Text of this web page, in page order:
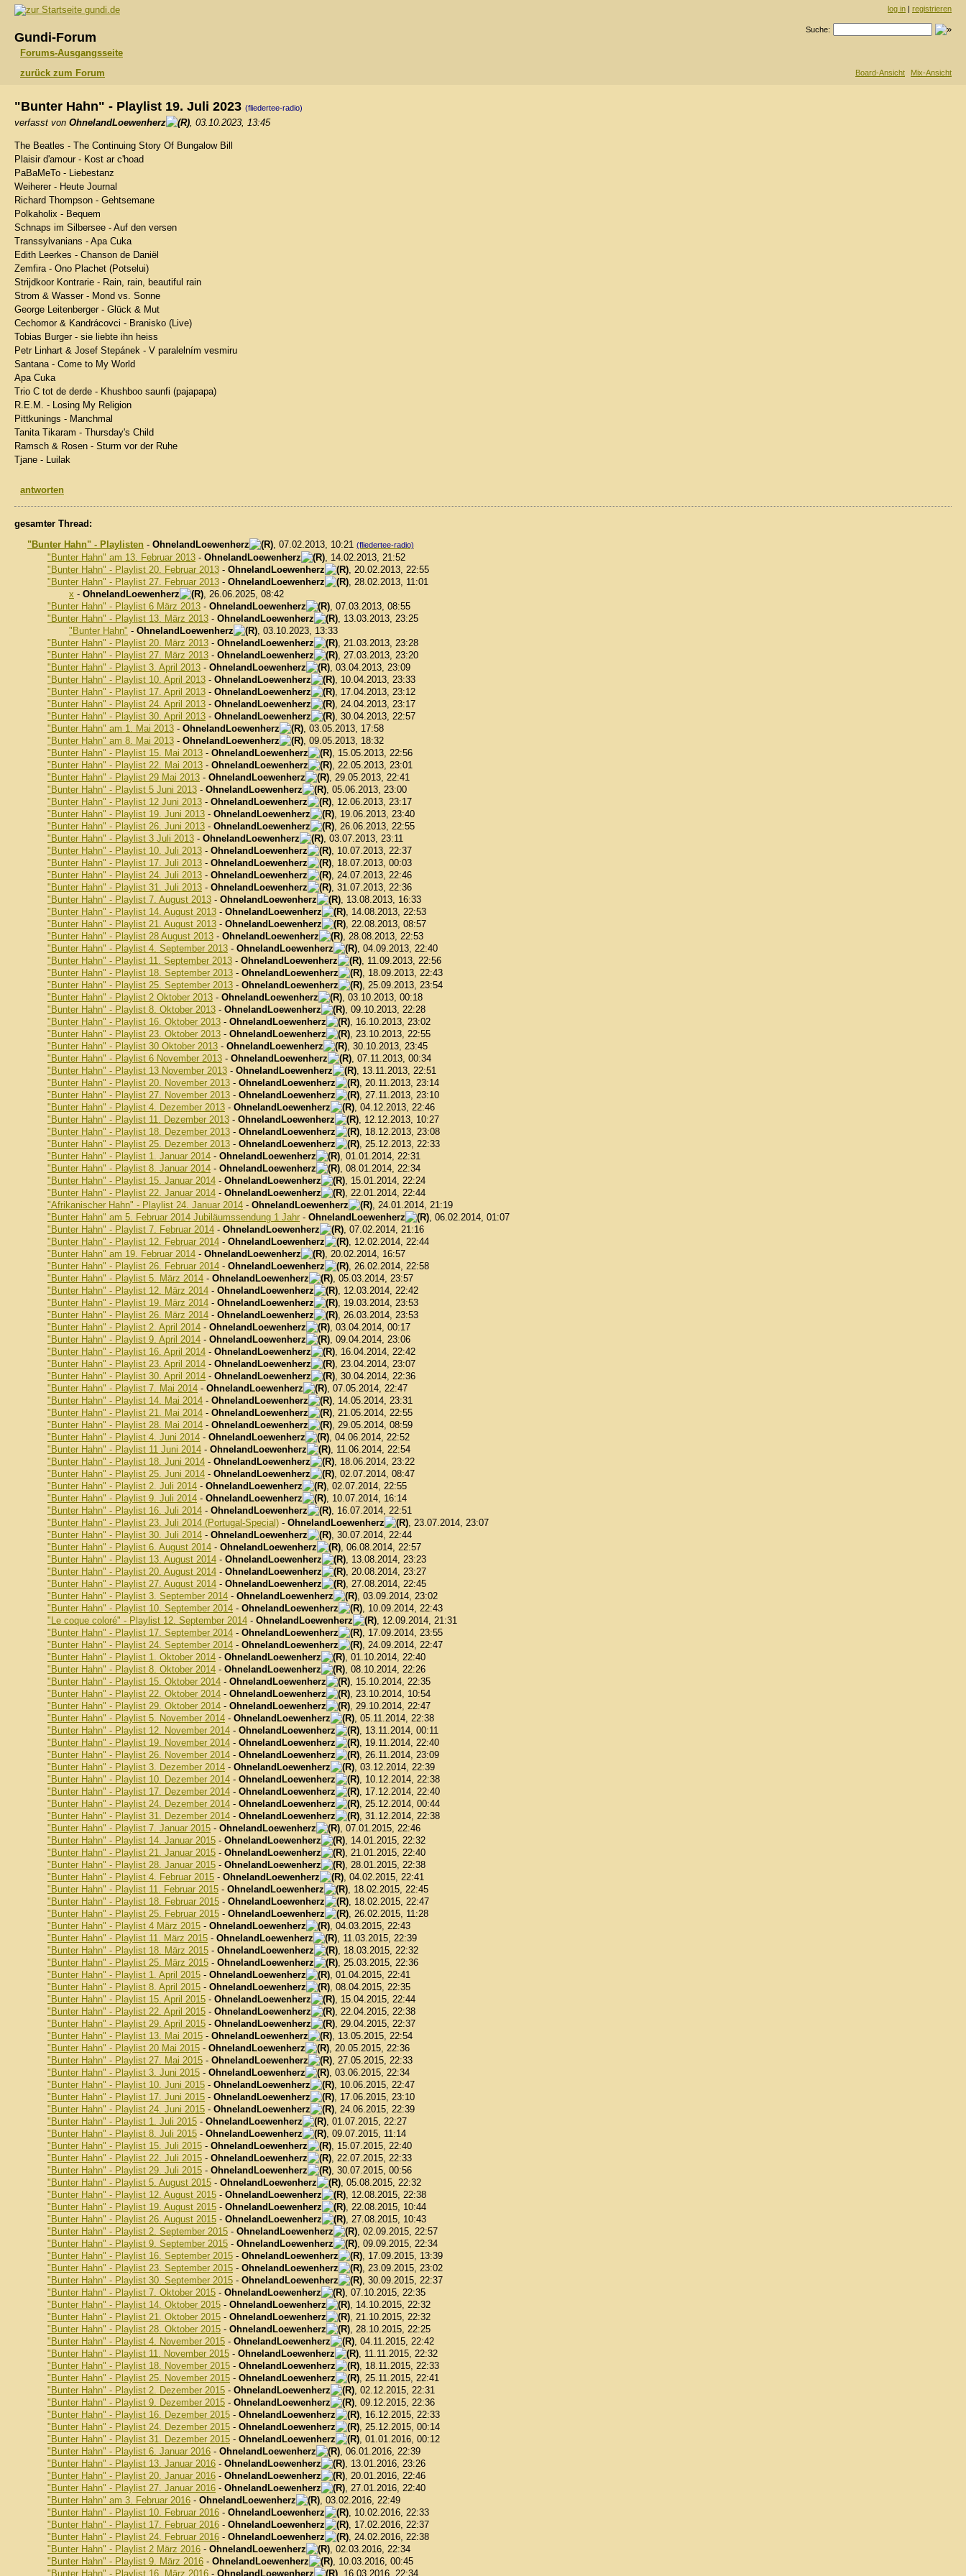
gundi.de
Gundi-Forum
Forums-Ausgangsseite
log in | registrieren
Suche:
zurück zum Forum Board-Ansicht Mix-Ansicht
"Bunter Hahn" - Playlist 19. Juli 2023 (fliedertee-radio)
verfasst von OhnelandLoewenherz , 03.10.2023, 13:45
The Beatles - The Continuing Story Of Bungalow Bill
Plaisir d'amour - Kost ar c'hoad
PaBaMeTo - Liebestanz
Weiherer - Heute Journal
Richard Thompson - Gehtsemane
Polkaholix - Bequem
Schnaps im Silbersee - Auf den versen
Transsylvanians - Apa Cuka
Edith Leerkes - Chanson de Daniël
Zemfira - Ono Plachet (Potselui)
Strijdkoor Kontrarie - Rain, rain, beautiful rain
Strom & Wasser - Mond vs. Sonne
George Leitenberger - Glück & Mut
Cechomor & Kandrácovci - Branisko (Live)
Tobias Burger - sie liebte ihn heiss
Petr Linhart & Josef Stepánek - V paralelním vesmiru
Santana - Come to My World
Apa Cuka
Trio C tot de derde - Khushboo saunfi (pajapapa)
R.E.M. - Losing My Religion
Pittkunings - Manchmal
Tanita Tikaram - Thursday's Child
Ramsch & Rosen - Sturm vor der Ruhe
Tjane - Luilak
antworten
gesamter Thread:
"Bunter Hahn" - Playlisten - OhnelandLoewenherz , 07.02.2013, 10:21 (fliedertee-radio)
"Bunter Hahn" am 13. Februar 2013 - OhnelandLoewenherz
, 14.02.2013, 21:52
"Bunter Hahn" - Playlist 20. Februar 2013 - OhnelandLoewenherz
, 20.02.2013, 22:55
"Bunter Hahn" - Playlist 27. Februar 2013 - OhnelandLoewenherz
, 28.02.2013, 11:01
x - OhnelandLoewenherz
, 26.06.2025, 08:42
"Bunter Hahn" - Playlist 6 März 2013 - OhnelandLoewenherz
, 07.03.2013, 08:55
"Bunter Hahn" - Playlist 13. März 2013 - OhnelandLoewenherz
, 13.03.2013, 23:25
"Bunter Hahn" - OhnelandLoewenherz
, 03.10.2023, 13:33
"Bunter Hahn" - Playlist 20. März 2013 - OhnelandLoewenherz
, 21.03.2013, 23:28
"Bunter Hahn" - Playlist 27. März 2013 - OhnelandLoewenherz
, 27.03.2013, 23:20
"Bunter Hahn" - Playlist 3. April 2013 - OhnelandLoewenherz
, 03.04.2013, 23:09
"Bunter Hahn" - Playlist 10. April 2013 - OhnelandLoewenherz
, 10.04.2013, 23:33
"Bunter Hahn" - Playlist 17. April 2013 - OhnelandLoewenherz
, 17.04.2013, 23:12
"Bunter Hahn" - Playlist 24. April 2013 - OhnelandLoewenherz
, 24.04.2013, 23:17
"Bunter Hahn" - Playlist 30. April 2013 - OhnelandLoewenherz
, 30.04.2013, 22:57
"Bunter Hahn" am 1. Mai 2013 - OhnelandLoewenherz
, 03.05.2013, 17:58
"Bunter Hahn" am 8. Mai 2013 - OhnelandLoewenherz
, 09.05.2013, 18:32
"Bunter Hahn" - Playlist 15. Mai 2013 - OhnelandLoewenherz
, 15.05.2013, 22:56
"Bunter Hahn" - Playlist 22. Mai 2013 - OhnelandLoewenherz
, 22.05.2013, 23:01
"Bunter Hahn" - Playlist 29 Mai 2013 - OhnelandLoewenherz
, 29.05.2013, 22:41
"Bunter Hahn" - Playlist 5 Juni 2013 - OhnelandLoewenherz
, 05.06.2013, 23:00
"Bunter Hahn" - Playlist 12 Juni 2013 - OhnelandLoewenherz
, 12.06.2013, 23:17
"Bunter Hahn" - Playlist 19. Juni 2013 - OhnelandLoewenherz
, 19.06.2013, 23:40
"Bunter Hahn" - Playlist 26. Juni 2013 - OhnelandLoewenherz
, 26.06.2013, 22:55
"Bunter Hahn" - Playlist 3 Juli 2013 - OhnelandLoewenherz
, 03.07.2013, 23:11
"Bunter Hahn" - Playlist 10. Juli 2013 - OhnelandLoewenherz
, 10.07.2013, 22:37
"Bunter Hahn" - Playlist 17. Juli 2013 - OhnelandLoewenherz
, 18.07.2013, 00:03
"Bunter Hahn" - Playlist 24. Juli 2013 - OhnelandLoewenherz
, 24.07.2013, 22:46
"Bunter Hahn" - Playlist 31. Juli 2013 - OhnelandLoewenherz
, 31.07.2013, 22:36
"Bunter Hahn" - Playlist 7. August 2013 - OhnelandLoewenherz
, 13.08.2013, 16:33
"Bunter Hahn" - Playlist 14. August 2013 - OhnelandLoewenherz
, 14.08.2013, 22:53
"Bunter Hahn" - Playlist 21. August 2013 - OhnelandLoewenherz
, 22.08.2013, 08:57
"Bunter Hahn" - Playlist 28 August 2013 - OhnelandLoewenherz
, 28.08.2013, 22:53
"Bunter Hahn" - Playlist 4. September 2013 - OhnelandLoewenherz
, 04.09.2013, 22:40
"Bunter Hahn" - Playlist 11. September 2013 - OhnelandLoewenherz
, 11.09.2013, 22:56
"Bunter Hahn" - Playlist 18. September 2013 - OhnelandLoewenherz
, 18.09.2013, 22:43
"Bunter Hahn" - Playlist 25. September 2013 - OhnelandLoewenherz
, 25.09.2013, 23:54
"Bunter Hahn" - Playlist 2 Oktober 2013 - OhnelandLoewenherz
, 03.10.2013, 00:18
"Bunter Hahn" - Playlist 8. Oktober 2013 - OhnelandLoewenherz
, 09.10.2013, 22:28
"Bunter Hahn" - Playlist 16. Oktober 2013 - OhnelandLoewenherz
, 16.10.2013, 23:02
"Bunter Hahn" - Playlist 23. Oktober 2013 - OhnelandLoewenherz
, 23.10.2013, 22:55
"Bunter Hahn" - Playlist 30 Oktober 2013 - OhnelandLoewenherz
, 30.10.2013, 23:45
"Bunter Hahn" - Playlist 6 November 2013 - OhnelandLoewenherz
, 07.11.2013, 00:34
"Bunter Hahn" - Playlist 13 November 2013 - OhnelandLoewenherz
, 13.11.2013, 22:51
"Bunter Hahn" - Playlist 20. November 2013 - OhnelandLoewenherz
, 20.11.2013, 23:14
"Bunter Hahn" - Playlist 27. November 2013 - OhnelandLoewenherz
, 27.11.2013, 23:10
"Bunter Hahn" - Playlist 4. Dezember 2013 - OhnelandLoewenherz
, 04.12.2013, 22:46
"Bunter Hahn" - Playlist 11. Dezember 2013 - OhnelandLoewenherz
, 12.12.2013, 10:27
"Bunter Hahn" - Playlist 18. Dezember 2013 - OhnelandLoewenherz
, 18.12.2013, 23:08
"Bunter Hahn" - Playlist 25. Dezember 2013 - OhnelandLoewenherz
, 25.12.2013, 22:33
"Bunter Hahn" - Playlist 1. Januar 2014 - OhnelandLoewenherz
, 01.01.2014, 22:31
"Bunter Hahn" - Playlist 8. Januar 2014 - OhnelandLoewenherz
, 08.01.2014, 22:34
"Bunter Hahn" - Playlist 15. Januar 2014 - OhnelandLoewenherz
, 15.01.2014, 22:24
"Bunter Hahn" - Playlist 22. Januar 2014 - OhnelandLoewenherz
, 22.01.2014, 22:44
"Afrikanischer Hahn" - Playlist 24. Januar 2014 - OhnelandLoewenherz
, 24.01.2014, 21:19
"Bunter Hahn" am 5. Februar 2014 Jubiläumssendung 1 Jahr - OhnelandLoewenherz
, 06.02.2014, 01:07
"Bunter Hahn" - Playlist 7. Februar 2014 - OhnelandLoewenherz
, 07.02.2014, 21:16
"Bunter Hahn" - Playlist 12. Februar 2014 - OhnelandLoewenherz
, 12.02.2014, 22:44
"Bunter Hahn" am 19. Februar 2014 - OhnelandLoewenherz
, 20.02.2014, 16:57
"Bunter Hahn" - Playlist 26. Februar 2014 - OhnelandLoewenherz
, 26.02.2014, 22:58
"Bunter Hahn" - Playlist 5. März 2014 - OhnelandLoewenherz
, 05.03.2014, 23:57
"Bunter Hahn" - Playlist 12. März 2014 - OhnelandLoewenherz
, 12.03.2014, 22:42
"Bunter Hahn" - Playlist 19. März 2014 - OhnelandLoewenherz
, 19.03.2014, 23:53
"Bunter Hahn" - Playlist 26. März 2014 - OhnelandLoewenherz
, 26.03.2014, 23:53
"Bunter Hahn" - Playlist 2. April 2014 - OhnelandLoewenherz
, 03.04.2014, 00:17
"Bunter Hahn" - Playlist 9. April 2014 - OhnelandLoewenherz
, 09.04.2014, 23:06
"Bunter Hahn" - Playlist 16. April 2014 - OhnelandLoewenherz
, 16.04.2014, 22:42
"Bunter Hahn" - Playlist 23. April 2014 - OhnelandLoewenherz
, 23.04.2014, 23:07
"Bunter Hahn" - Playlist 30. April 2014 - OhnelandLoewenherz
, 30.04.2014, 22:36
"Bunter Hahn" - Playlist 7. Mai 2014 - OhnelandLoewenherz
, 07.05.2014, 22:47
"Bunter Hahn" - Playlist 14. Mai 2014 - OhnelandLoewenherz
, 14.05.2014, 23:31
"Bunter Hahn" - Playlist 21. Mai 2014 - OhnelandLoewenherz
, 21.05.2014, 22:55
"Bunter Hahn" - Playlist 28. Mai 2014 - OhnelandLoewenherz
, 29.05.2014, 08:59
"Bunter Hahn" - Playlist 4. Juni 2014 - OhnelandLoewenherz
, 04.06.2014, 22:52
"Bunter Hahn" - Playlist 11 Juni 2014 - OhnelandLoewenherz
, 11.06.2014, 22:54
"Bunter Hahn" - Playlist 18. Juni 2014 - OhnelandLoewenherz
, 18.06.2014, 23:22
"Bunter Hahn" - Playlist 25. Juni 2014 - OhnelandLoewenherz
, 02.07.2014, 08:47
"Bunter Hahn" - Playlist 2. Juli 2014 - OhnelandLoewenherz
, 02.07.2014, 22:55
"Bunter Hahn" - Playlist 9. Juli 2014 - OhnelandLoewenherz
, 10.07.2014, 16:14
"Bunter Hahn" - Playlist 16. Juli 2014 - OhnelandLoewenherz
, 16.07.2014, 22:51
"Bunter Hahn" - Playlist 23. Juli 2014 (Portugal-Special) - OhnelandLoewenherz
, 23.07.2014, 23:07
"Bunter Hahn" - Playlist 30. Juli 2014 - OhnelandLoewenherz
, 30.07.2014, 22:44
"Bunter Hahn" - Playlist 6. August 2014 - OhnelandLoewenherz
, 06.08.2014, 22:57
"Bunter Hahn" - Playlist 13. August 2014 - OhnelandLoewenherz
, 13.08.2014, 23:23
"Bunter Hahn" - Playlist 20. August 2014 - OhnelandLoewenherz
, 20.08.2014, 23:27
"Bunter Hahn" - Playlist 27. August 2014 - OhnelandLoewenherz
, 27.08.2014, 22:45
"Bunter Hahn" - Playlist 3. September 2014 - OhnelandLoewenherz
, 03.09.2014, 23:02
"Bunter Hahn" - Playlist 10. September 2014 - OhnelandLoewenherz
, 10.09.2014, 22:43
"Le coque coloré" - Playlist 12. September 2014 - OhnelandLoewenherz
, 12.09.2014, 21:31
"Bunter Hahn" - Playlist 17. September 2014 - OhnelandLoewenherz
, 17.09.2014, 23:55
"Bunter Hahn" - Playlist 24. September 2014 - OhnelandLoewenherz
, 24.09.2014, 22:47
"Bunter Hahn" - Playlist 1. Oktober 2014 - OhnelandLoewenherz
, 01.10.2014, 22:40
"Bunter Hahn" - Playlist 8. Oktober 2014 - OhnelandLoewenherz
, 08.10.2014, 22:26
"Bunter Hahn" - Playlist 15. Oktober 2014 - OhnelandLoewenherz
, 15.10.2014, 22:35
"Bunter Hahn" - Playlist 22. Oktober 2014 - OhnelandLoewenherz
, 23.10.2014, 10:54
"Bunter Hahn" - Playlist 29. Oktober 2014 - OhnelandLoewenherz
, 29.10.2014, 22:47
"Bunter Hahn" - Playlist 5. November 2014 - OhnelandLoewenherz
, 05.11.2014, 22:38
"Bunter Hahn" - Playlist 12. November 2014 - OhnelandLoewenherz
, 13.11.2014, 00:11
"Bunter Hahn" - Playlist 19. November 2014 - OhnelandLoewenherz
, 19.11.2014, 22:40
"Bunter Hahn" - Playlist 26. November 2014 - OhnelandLoewenherz
, 26.11.2014, 23:09
"Bunter Hahn" - Playlist 3. Dezember 2014 - OhnelandLoewenherz
, 03.12.2014, 22:39
"Bunter Hahn" - Playlist 10. Dezember 2014 - OhnelandLoewenherz
, 10.12.2014, 22:38
"Bunter Hahn" - Playlist 17. Dezember 2014 - OhnelandLoewenherz
, 17.12.2014, 22:40
"Bunter Hahn" - Playlist 24. Dezember 2014 - OhnelandLoewenherz
, 25.12.2014, 00:44
"Bunter Hahn" - Playlist 31. Dezember 2014 - OhnelandLoewenherz
, 31.12.2014, 22:38
"Bunter Hahn" - Playlist 7. Januar 2015 - OhnelandLoewenherz
, 07.01.2015, 22:46
"Bunter Hahn" - Playlist 14. Januar 2015 - OhnelandLoewenherz
, 14.01.2015, 22:32
"Bunter Hahn" - Playlist 21. Januar 2015 - OhnelandLoewenherz
, 21.01.2015, 22:40
"Bunter Hahn" - Playlist 28. Januar 2015 - OhnelandLoewenherz
, 28.01.2015, 22:38
"Bunter Hahn" - Playlist 4. Februar 2015 - OhnelandLoewenherz
, 04.02.2015, 22:41
"Bunter Hahn" - Playlist 11. Februar 2015 - OhnelandLoewenherz
, 18.02.2015, 22:45
"Bunter Hahn" - Playlist 18. Februar 2015 - OhnelandLoewenherz
, 18.02.2015, 22:47
"Bunter Hahn" - Playlist 25. Februar 2015 - OhnelandLoewenherz
, 26.02.2015, 11:28
"Bunter Hahn" - Playlist 4 März 2015 - OhnelandLoewenherz
, 04.03.2015, 22:43
"Bunter Hahn" - Playlist 11. März 2015 - OhnelandLoewenherz
, 11.03.2015, 22:39
"Bunter Hahn" - Playlist 18. März 2015 - OhnelandLoewenherz
, 18.03.2015, 22:32
"Bunter Hahn" - Playlist 25. März 2015 - OhnelandLoewenherz
, 25.03.2015, 22:36
"Bunter Hahn" - Playlist 1. April 2015 - OhnelandLoewenherz
, 01.04.2015, 22:41
"Bunter Hahn" - Playlist 8. April 2015 - OhnelandLoewenherz
, 08.04.2015, 22:35
"Bunter Hahn" - Playlist 15. April 2015 - OhnelandLoewenherz
, 15.04.2015, 22:44
"Bunter Hahn" - Playlist 22. April 2015 - OhnelandLoewenherz
, 22.04.2015, 22:38
"Bunter Hahn" - Playlist 29. April 2015 - OhnelandLoewenherz
, 29.04.2015, 22:37
"Bunter Hahn" - Playlist 13. Mai 2015 - OhnelandLoewenherz
, 13.05.2015, 22:54
"Bunter Hahn" - Playlist 20 Mai 2015 - OhnelandLoewenherz
, 20.05.2015, 22:36
"Bunter Hahn" - Playlist 27. Mai 2015 - OhnelandLoewenherz
, 27.05.2015, 22:33
"Bunter Hahn" - Playlist 3. Juni 2015 - OhnelandLoewenherz
, 03.06.2015, 22:34
"Bunter Hahn" - Playlist 10. Juni 2015 - OhnelandLoewenherz
, 10.06.2015, 22:47
"Bunter Hahn" - Playlist 17. Juni 2015 - OhnelandLoewenherz
, 17.06.2015, 23:10
"Bunter Hahn" - Playlist 24. Juni 2015 - OhnelandLoewenherz
, 24.06.2015, 22:39
"Bunter Hahn" - Playlist 1. Juli 2015 - OhnelandLoewenherz
, 01.07.2015, 22:27
"Bunter Hahn" - Playlist 8. Juli 2015 - OhnelandLoewenherz
, 09.07.2015, 11:14
"Bunter Hahn" - Playlist 15. Juli 2015 - OhnelandLoewenherz
, 15.07.2015, 22:40
"Bunter Hahn" - Playlist 22. Juli 2015 - OhnelandLoewenherz
, 22.07.2015, 22:33
"Bunter Hahn" - Playlist 29. Juli 2015 - OhnelandLoewenherz
, 30.07.2015, 00:56
"Bunter Hahn" - Playlist 5. August 2015 - OhnelandLoewenherz
, 05.08.2015, 22:32
"Bunter Hahn" - Playlist 12. August 2015 - OhnelandLoewenherz
, 12.08.2015, 22:38
"Bunter Hahn" - Playlist 19. August 2015 - OhnelandLoewenherz
, 22.08.2015, 10:44
"Bunter Hahn" - Playlist 26. August 2015 - OhnelandLoewenherz
, 27.08.2015, 10:43
"Bunter Hahn" - Playlist 2. September 2015 - OhnelandLoewenherz
, 02.09.2015, 22:57
"Bunter Hahn" - Playlist 9. September 2015 - OhnelandLoewenherz
, 09.09.2015, 22:34
"Bunter Hahn" - Playlist 16. September 2015 - OhnelandLoewenherz
, 17.09.2015, 13:39
"Bunter Hahn" - Playlist 23. September 2015 - OhnelandLoewenherz
, 23.09.2015, 23:02
"Bunter Hahn" - Playlist 30. September 2015 - OhnelandLoewenherz
, 30.09.2015, 22:37
"Bunter Hahn" - Playlist 7. Oktober 2015 - OhnelandLoewenherz
, 07.10.2015, 22:35
"Bunter Hahn" - Playlist 14. Oktober 2015 - OhnelandLoewenherz
, 14.10.2015, 22:32
"Bunter Hahn" - Playlist 21. Oktober 2015 - OhnelandLoewenherz
, 21.10.2015, 22:32
"Bunter Hahn" - Playlist 28. Oktober 2015 - OhnelandLoewenherz
, 28.10.2015, 22:25
"Bunter Hahn" - Playlist 4. November 2015 - OhnelandLoewenherz
, 04.11.2015, 22:42
"Bunter Hahn" - Playlist 11. November 2015 - OhnelandLoewenherz
, 11.11.2015, 22:32
"Bunter Hahn" - Playlist 18. November 2015 - OhnelandLoewenherz
, 18.11.2015, 22:33
"Bunter Hahn" - Playlist 25. November 2015 - OhnelandLoewenherz
, 25.11.2015, 22:41
"Bunter Hahn" - Playlist 2. Dezember 2015 - OhnelandLoewenherz
, 02.12.2015, 22:31
"Bunter Hahn" - Playlist 9. Dezember 2015 - OhnelandLoewenherz
, 09.12.2015, 22:36
"Bunter Hahn" - Playlist 16. Dezember 2015 - OhnelandLoewenherz
, 16.12.2015, 22:33
"Bunter Hahn" - Playlist 24. Dezember 2015 - OhnelandLoewenherz
, 25.12.2015, 00:14
"Bunter Hahn" - Playlist 31. Dezember 2015 - OhnelandLoewenherz
, 01.01.2016, 00:12
"Bunter Hahn" - Playlist 6. Januar 2016 - OhnelandLoewenherz
, 06.01.2016, 22:39
"Bunter Hahn" - Playlist 13. Januar 2016 - OhnelandLoewenherz
, 13.01.2016, 23:26
"Bunter Hahn" - Playlist 20. Januar 2016 - OhnelandLoewenherz
, 20.01.2016, 22:46
"Bunter Hahn" - Playlist 27. Januar 2016 - OhnelandLoewenherz
, 27.01.2016, 22:40
"Bunter Hahn" am 3. Februar 2016 - OhnelandLoewenherz
, 03.02.2016, 22:49
"Bunter Hahn" - Playlist 10. Februar 2016 - OhnelandLoewenherz
, 10.02.2016, 22:33
"Bunter Hahn" - Playlist 17. Februar 2016 - OhnelandLoewenherz
, 17.02.2016, 22:37
"Bunter Hahn" - Playlist 24. Februar 2016 - OhnelandLoewenherz
, 24.02.2016, 22:38
"Bunter Hahn" - Playlist 2 März 2016 - OhnelandLoewenherz
, 02.03.2016, 22:34
"Bunter Hahn" - Playlist 9. März 2016 - OhnelandLoewenherz
, 10.03.2016, 00:45
"Bunter Hahn" - Playlist 16. März 2016 - OhnelandLoewenherz , 16.03.2016, 22:34